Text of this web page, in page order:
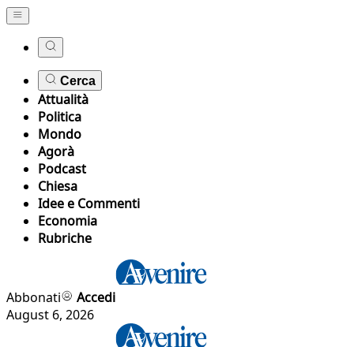
Cerca
Attualità
Politica
Mondo
Agorà
Podcast
Chiesa
Idee e Commenti
Economia
Rubriche
Abbonati
Accedi
August 6, 2026